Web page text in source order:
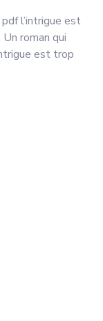
l’intrigue est
roman qui
est trop